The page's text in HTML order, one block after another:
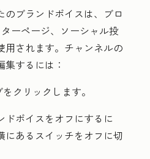
のブランドボイスは、ブロ
ーページ、ソーシャル投
用されます。チャンネルの
するには：
をクリックします。
ドボイスをオフにするに
にある スイッチをオフに切